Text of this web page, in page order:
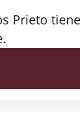
Prieto